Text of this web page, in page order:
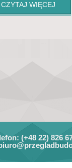
CZYTAJ WIĘCEJ
(+48 22) 826